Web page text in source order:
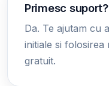
Primesc suport?
Da. Te ajutam cu
initiale si
gratuit.